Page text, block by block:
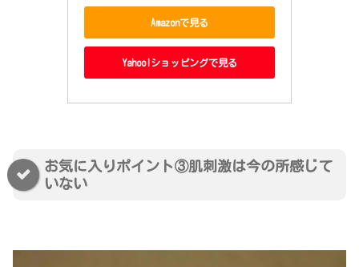
Amazonで見る
Yahoo!ショッピングで見る
お気に入りポイント③肌刺激は今の所感じて
いない